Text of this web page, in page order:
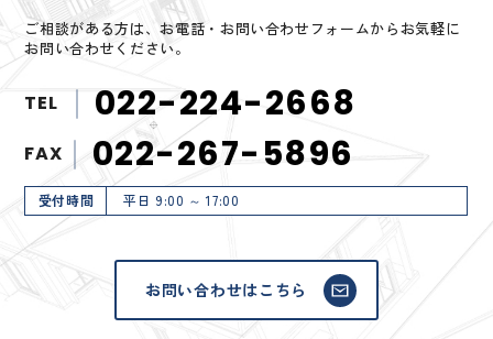
ご相談がある方は、お電話・お問い合わせフォームからお気軽に
お問い合わせください。
TEL 022-224-2668
FAX 022-267-5896
受付時間 平日 9:00 ～ 17:00
お問い合わせはこちら